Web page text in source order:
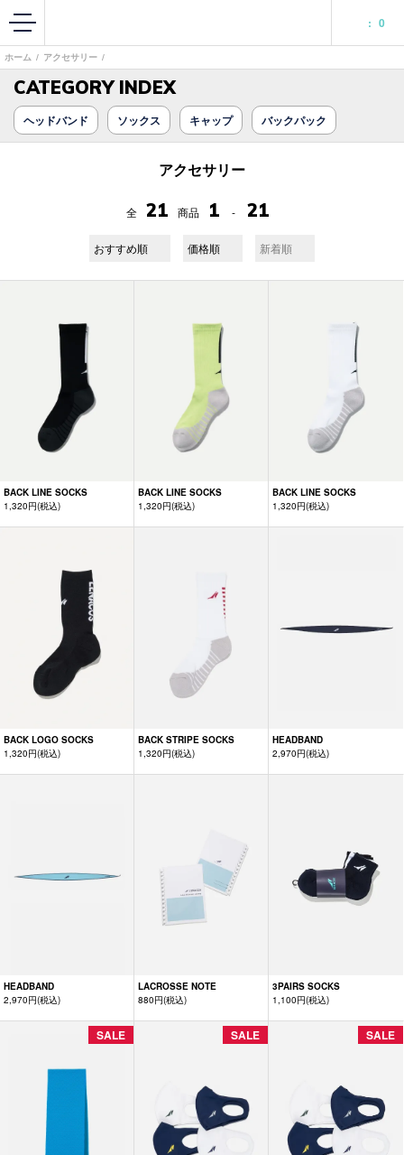
: 0
ホーム / アクセサリー /
CATEGORY INDEX
ヘッドバンド ソックス キャップ バックパック
アクセサリー
全 21 商品 1 - 21
おすすめ順 価格順 新着順
BACK LINE SOCKS
1,320円(税込)
BACK LINE SOCKS
1,320円(税込)
BACK LINE SOCKS
1,320円(税込)
BACK LOGO SOCKS
1,320円(税込)
BACK STRIPE SOCKS
1,320円(税込)
HEADBAND
2,970円(税込)
HEADBAND
2,970円(税込)
LACROSSE NOTE
880円(税込)
3PAIRS SOCKS
1,100円(税込)
SALE SALE SALE